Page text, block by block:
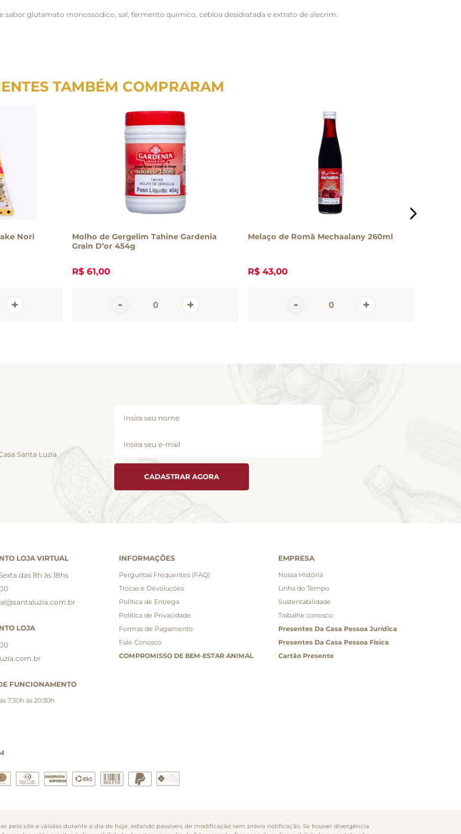
glutamato monossódico, sal, fermento químico, cebloa desidratada e extrato de alecrim.
TAMBÉM COMPRARAM
Nori
Molho de Gergelim Tahine Gardenia
Grain D’or 454g
R$ 61,00
Melaço de Romã Mechaalany 260ml
R$ 43,00
Santa Luzia
CADASTRAR AGORA
LOJA VIRTUAL
das 8h às 18hs
LOJA
FUNCIONAMENTO
7:30h às 20:30h
INFORMAÇÕES
Perguntas Frequentes (FAQ)
Trocas e Devoluções
Politica de Entrega
Politica de Privacidade
Formas de Pagamento
Fale Conosco
COMPROMISSO DE BEM-ESTAR ANIMAL
EMPRESA
Nossa História
Linha do Tempo
Sustentabilidade
Trabalhe conosco
Presentes Da Casa Pessoa Jurídica
Presentes Da Casa Pessoa Física
Cartão Presente
pelo site e válidas durante o dia de hoje, estando passíveis de modificação sem prévia notificação. Se houver divergência